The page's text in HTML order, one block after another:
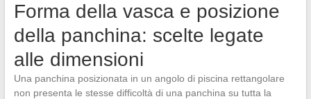
Forma della vasca e posizione
della panchina: scelte legate
alle dimensioni
Una panchina posizionata in un angolo di piscina rettangolare
non presenta le stesse difficoltà di una panchina su tutta la